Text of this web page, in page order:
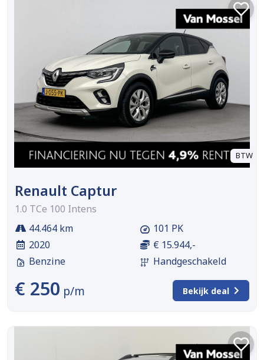
BTW
Renault Captur
1.0 TCe 100 Intens
44.464 km
2020
Benzine
101 PK
€ 15.944,-
Handgeschakeld
€ 250 p/m Bekijk deal